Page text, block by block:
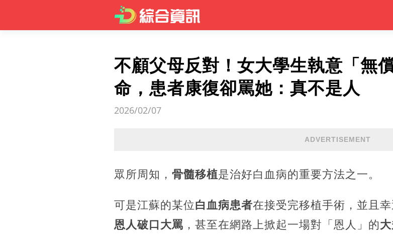
不顧父母反對！女大學生執意「無
命，患者康復卻罵她：真不是人
2026/02/07
ADVERTISEMENT
眾所周知， 骨髓移植是治好白血病的重要方法之一。
可是江蘇的某位白血病患者在接受完移植手術，並且
恩人破口大罵 ，甚至在網路上掀起一場對「恩人」的